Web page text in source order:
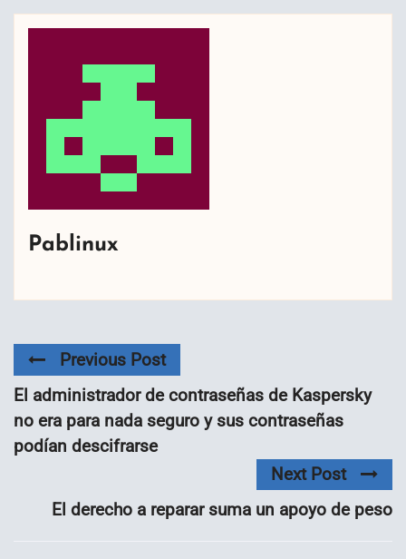
Pablinux
Previous Post
El administrador de contraseñas de Kaspersky
no era para nada seguro y sus contraseñas
podían descifrarse
Next Post
El derecho a reparar suma un apoyo de peso